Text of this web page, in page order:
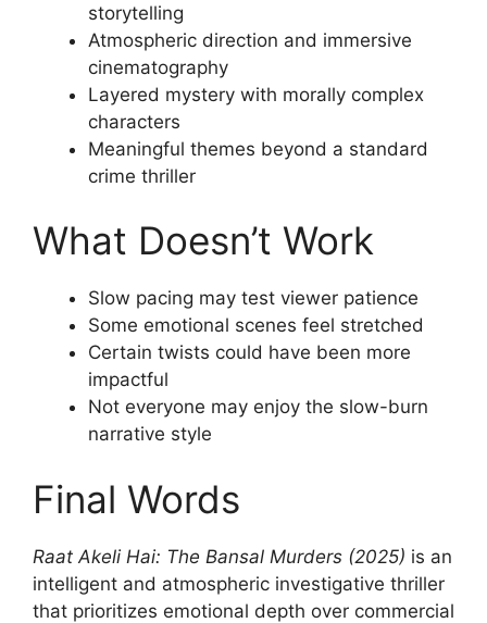
storytelling
Atmospheric direction and immersive
cinematography
Layered mystery with morally complex
characters
Meaningful themes beyond a standard
crime thriller
What Doesn’t Work
Slow pacing may test viewer patience
Some emotional scenes feel stretched
Certain twists could have been more
impactful
Not everyone may enjoy the slow-burn
narrative style
Final Words
Raat Akeli Hai: The Bansal Murders (2025) is an
intelligent and atmospheric investigative thriller
that prioritizes emotional depth over commercial